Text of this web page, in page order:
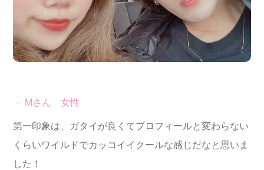
－ Mさん 女性
第一印象は、ガタイが良くてプロフィールと変わらない
くらいワイルドでカッコイイクールな感じだなと思いま
した！